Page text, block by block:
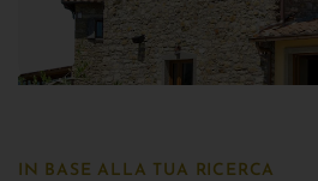
IN BASE ALLA TUA RICERCA